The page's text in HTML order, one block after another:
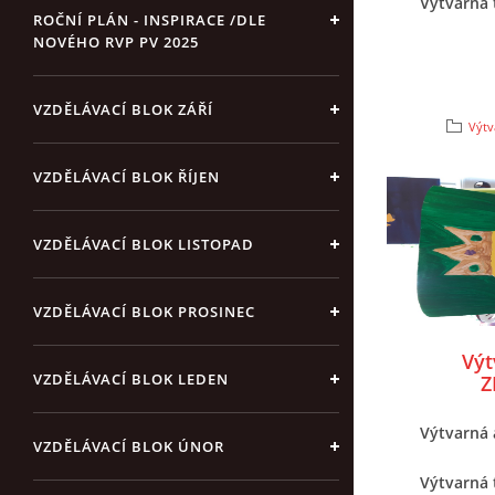
ROČNÍ PLÁN - INSPIRACE /DLE
NOVÉHO RVP PV 2025
VZDĚLÁVACÍ BLOK ZÁŘÍ
VZDĚLÁVACÍ BLOK ŘÍJEN
VZDĚLÁVACÍ BLOK LISTOPAD
VZDĚLÁVACÍ BLOK PROSINEC
VZDĚLÁVACÍ BLOK LEDEN
VZDĚLÁVACÍ BLOK ÚNOR
Výtvarná
Výtvarná